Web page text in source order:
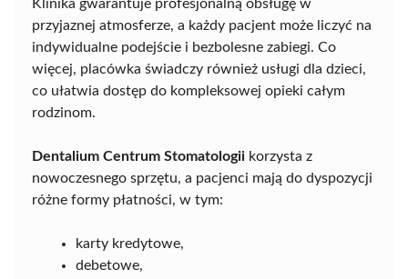
Klinika gwarantuje profesjonalną obsługę w
przyjaznej atmosferze, a każdy pacjent może liczyć na
indywidualne podejście i bezbolesne zabiegi. Co
więcej, placówka świadczy również usługi dla dzieci,
co ułatwia dostęp do kompleksowej opieki całym
rodzinom.
Dentalium Centrum Stomatologii korzysta z
nowoczesnego sprzętu, a pacjenci mają do dyspozycji
różne formy płatności, w tym:
karty kredytowe,
debetowe,